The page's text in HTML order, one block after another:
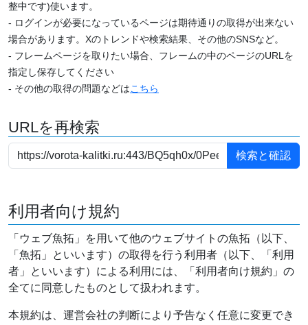
整中です)使います。
- ログインが必要になっているページは期待通りの取得が出来ない
場合があります。Xのトレンドや検索結果、その他のSNSなど。
- フレームページを取りたい場合、フレームの中のページのURLを
指定し保存してください
- その他の取得の問題などはこちら
URLを再検索
利用者向け規約
「ウェブ魚拓」を用いて他のウェブサイトの魚拓（以下、
「魚拓」といいます）の取得を行う利用者（以下、「利用
者」といいます）による利用には、「利用者向け規約」の
全てに同意したものとして扱われます。
本規約は、運営会社の判断により予告なく任意に変更でき